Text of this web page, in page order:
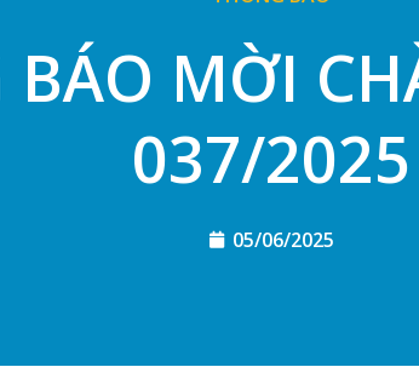
MỜI
037/2025
05/06/2025